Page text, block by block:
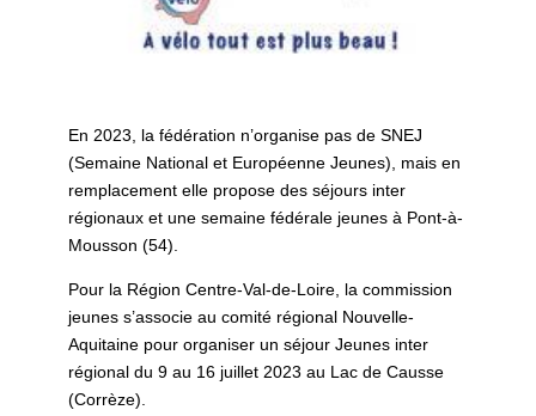
En 2023, la fédération n’organise pas de SNEJ
(Semaine National et Européenne Jeunes), mais en
remplacement elle propose des séjours inter
régionaux et une semaine fédérale jeunes à Pont-à-
Mousson (54).
Pour la Région Centre-Val-de-Loire, la commission
jeunes s’associe au comité régional Nouvelle-
Aquitaine pour organiser un séjour Jeunes inter
régional du 9 au 16 juillet 2023 au Lac de Causse
(Corrèze).